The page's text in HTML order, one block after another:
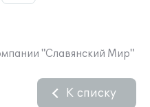
"Славянский Мир"
К списку